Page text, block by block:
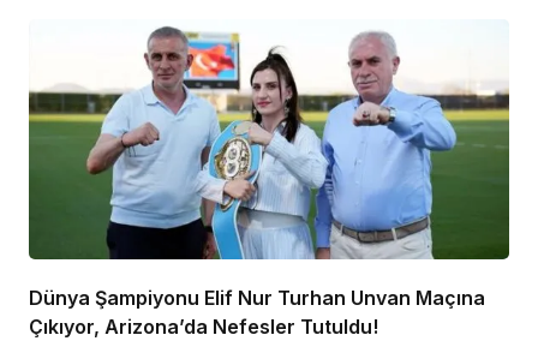
Dünya Şampiyonu Elif Nur Turhan Unvan Maçına
Çıkıyor, Arizona’da Nefesler Tutuldu!